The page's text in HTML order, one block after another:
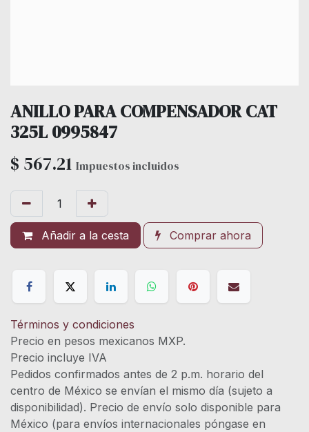
ANILLO PARA COMPENSADOR CAT
325L 0995847
$ 567.21 Impuestos incluidos
Añadir a la cesta Comprar ahora
Términos y condiciones
Precio en pesos mexicanos MXP.
Precio incluye IVA
Pedidos confirmados antes de 2 p.m. horario del
centro de México se envían el mismo día (sujeto a
disponibilidad). Precio de envío solo disponible para
México (para envíos internacionales póngase en